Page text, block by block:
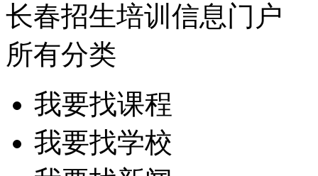
长春招生培训信息门户
所有分类
我要找课程
我要找学校